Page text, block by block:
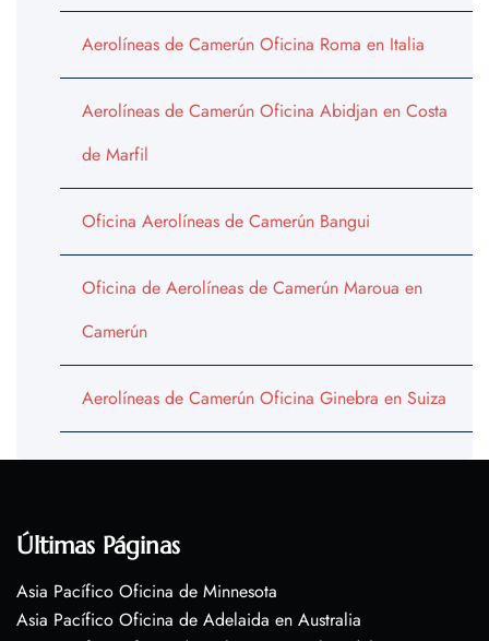
Aerolíneas de Camerún Oficina Roma en Italia
Aerolíneas de Camerún Oficina Abidjan en Costa
de Marfil
Oficina Aerolíneas de Camerún Bangui
Oficina de Aerolíneas de Camerún Maroua en
Camerún
Aerolíneas de Camerún Oficina Ginebra en Suiza
Últimas Páginas
Asia Pacífico Oficina de Minnesota
Asia Pacífico Oficina de Adelaida en Australia